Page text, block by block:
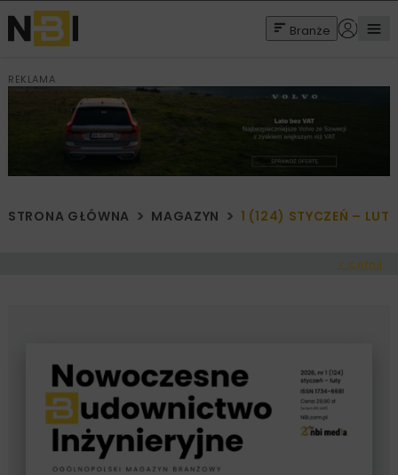
Branże
REKLAMA
STRONA GŁÓWNA MAGAZYN 1 (124) STYCZEŃ –
< Cofnij